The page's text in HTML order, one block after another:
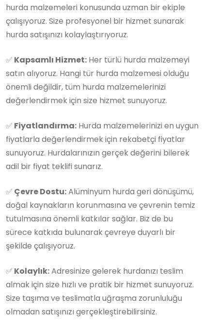
hurda malzemeleri konusunda uzman bir ekiple
çalışıyoruz. Size profesyonel bir hizmet sunarak
hurda satışınızı kolaylaştırıyoruz.
✅ Kapsamlı Hizmet: Her türlü hurda malzemeyi
satın alıyoruz. Hangi tür hurda malzemesi olduğu
önemli değildir, tüm hurda malzemelerinizi
değerlendirmek için size hizmet sunuyoruz.
✅ Fiyatlandırma: Hurda malzemelerinizi en uygun
fiyatlarla değerlendirmek için rekabetçi fiyatlar
sunuyoruz. Hurdalarınızın gerçek değerini bilerek
adil bir fiyat teklifi sunarız.
✅ Çevre Dostu:Alüminyum hurda geri dönüşümü,
doğal kaynakların korunmasına ve çevrenin temiz
tutulmasına önemli katkılar sağlar. Biz de bu
sürece katkıda bulunarak çevreye duyarlı bir
şekilde çalışıyoruz.
✅ Kolaylık:Adresinize gelerek hurdanızı teslim
almak için size hızlı ve pratik bir hizmet sunuyoruz.
Size taşıma ve teslimatla uğraşma zorunluluğu
olmadan satışınızı gerçekleştirebilirsiniz.